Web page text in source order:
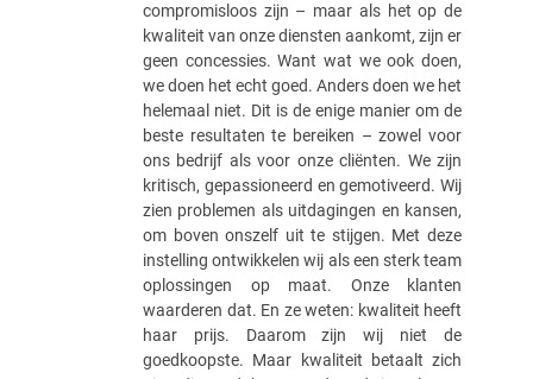
compromisloos zijn – maar als het op de
kwaliteit van onze diensten aankomt, zijn er
geen concessies. Want wat we ook doen,
we doen het echt goed. Anders doen we het
helemaal niet. Dit is de enige manier om de
beste resultaten te bereiken – zowel voor
ons bedrijf als voor onze cliënten. We zijn
kritisch, gepassioneerd en gemotiveerd. Wij
zien problemen als uitdagingen en kansen,
om boven onszelf uit te stijgen. Met deze
instelling ontwikkelen wij als een sterk team
oplossingen op maat. Onze klanten
waarderen dat. En ze weten: kwaliteit heeft
haar prijs. Daarom zijn wij niet de
goedkoopste. Maar kwaliteit betaalt zich